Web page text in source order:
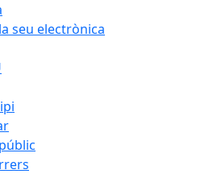
seu electrònica